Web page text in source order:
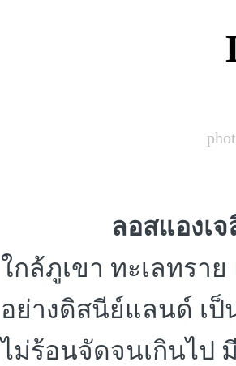
ลอสแองเจ
ใกล้ภูเขา ทะเลทรา
อย่างดิสนีย์แลนด์ เป็
ไม่ร้อนจัดจนเกินไป